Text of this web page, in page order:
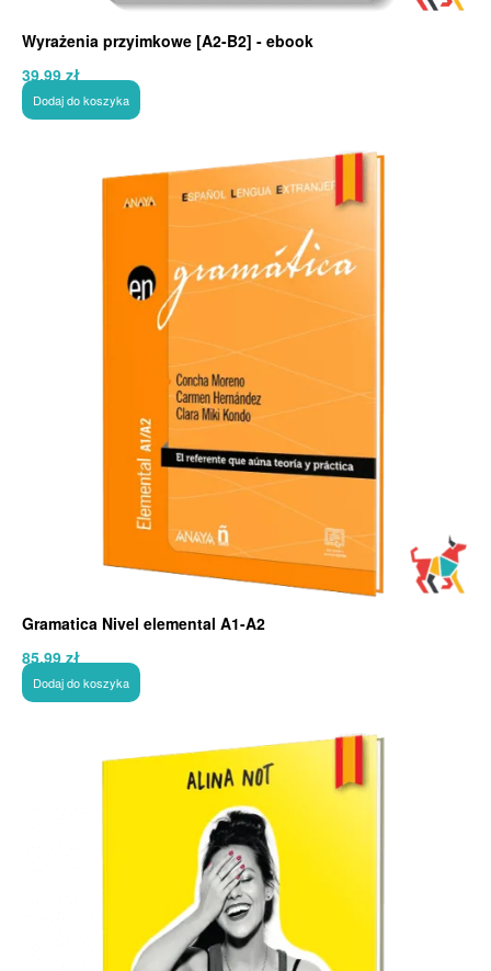
Wyrażenia przyimkowe [A2-B2] - ebook
39,99 zł
Dodaj do koszyka
Gramatica Nivel elemental A1-A2
85,99 zł
Dodaj do koszyka